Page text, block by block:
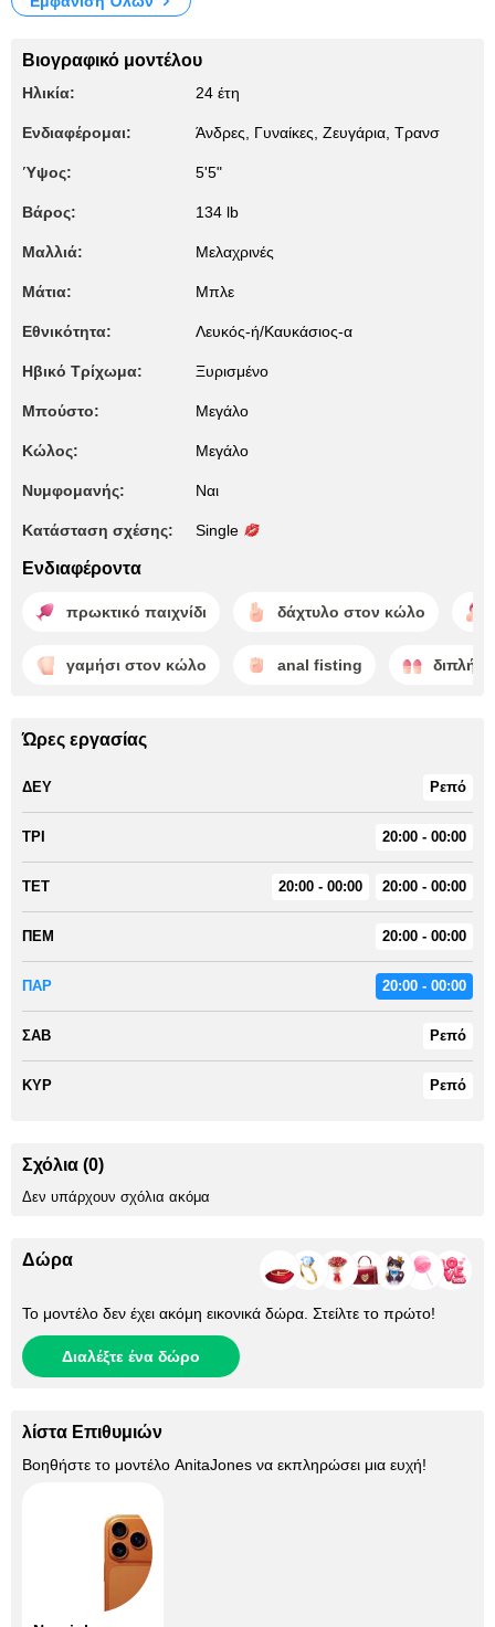
Βιογραφικό μοντέλου
Ηλικία: 24 έτη
Ενδιαφέρομαι: Άνδρες, Γυναίκες, Zευγάρια, Τρανσ
Ύψος: 5'5"
Βάρος: 134 lb
Μαλλιά: Μελαχρινές
Μάτια: Μπλε
Εθνικότητα: Λευκός-ή/Καυκάσιος-α
Ηβικό Τρίχωμα: Ξυρισμένο
Μπούστο: Μεγάλο
Κώλος: Μεγάλο
Νυμφομανής: Ναι
Κατάσταση σχέσης: Single
Ενδιαφέροντα
πρωκτικό παιχνίδι δάχτυλο στον κώλο
γαμήσι στον κώλο anal fisting διπλή
Ώρες εργασίας
ΔΕΥ Ρεπό
ΤΡΙ 20:00 - 00:00
ΤΕΤ 20:00 - 00:00 20:00 - 00:00
ΠΕΜ 20:00 - 00:00
ΠΑΡ 20:00 - 00:00
ΣΑΒ Ρεπό
ΚΥΡ Ρεπό
Σχόλια (0)
Δεν υπάρχουν σχόλια ακόμα
Δώρα
Το μοντέλο δεν έχει ακόμη εικονικά δώρα. Στείλτε το πρώτο!
Διαλέξτε ένα δώρο
λίστα Επιθυμιών
Βοηθήστε το μοντέλο AnitaJones να εκπληρώσει μια ευχή!